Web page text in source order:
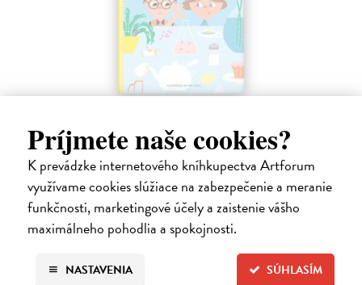
Príjmete naše cookies?
K prevádzke internetového kníhkupectva Artforum
využívame cookies slúžiace na zabezpečenie a meranie
funkčnosti, marketingové účely a zaistenie vášho
maximálneho pohodlia a spokojnosti.
SÚHLASÍM
NASTAVENIA
laboratóriu
Šušaníková Ivana| Kniha
Vedeli ste, že si doma môžete vyrobiť soľné šperky, vlastné jogurty,
recyklovaný papier aj dúhu? Vyskúšajte so svojimi deťmi tridsať
jednoduchých pokusov s bežnými predmetmi a materiálmi.
Na sklade ?
14,95 € ?